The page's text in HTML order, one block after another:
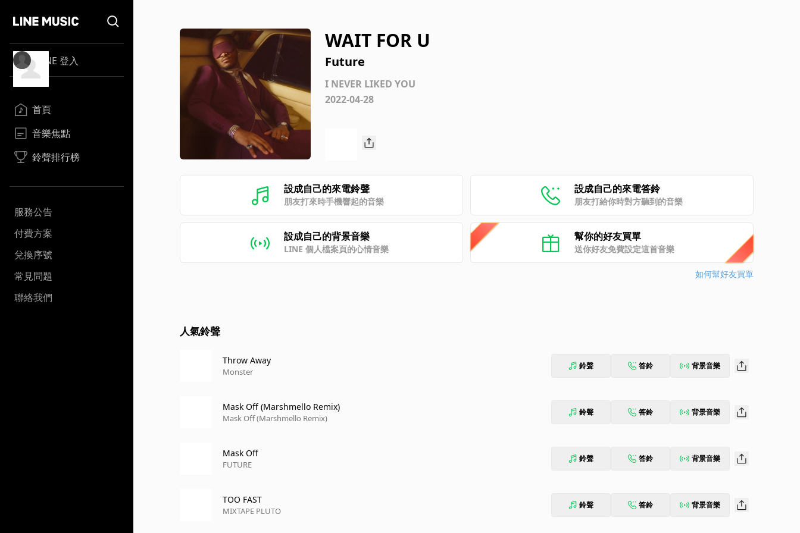
LINE 登入
首頁
音樂焦點
鈴聲排行榜
服務公告
付費方案
兌換序號
常見問題
聯絡我們
WAIT FOR U
Future
I NEVER LIKED YOU
2022-04-28
設成自己的來電鈴聲
朋友打來時手機響起的音樂
設成自己的來電答鈴
朋友打給你時對方聽到的音樂
設成自己的背景音樂
LINE 個人檔案頁的心情音樂
幫你的好友買單
送你好友免費設定這首音樂
如何幫好友買單
人氣鈴聲
Throw Away
Monster
鈴聲 答鈴 背景音樂
Mask Off (Marshmello Remix)
Mask Off (Marshmello Remix)
鈴聲 答鈴 背景音樂
Mask Off
FUTURE
鈴聲 答鈴 背景音樂
TOO FAST
MIXTAPE PLUTO
鈴聲 答鈴 背景音樂